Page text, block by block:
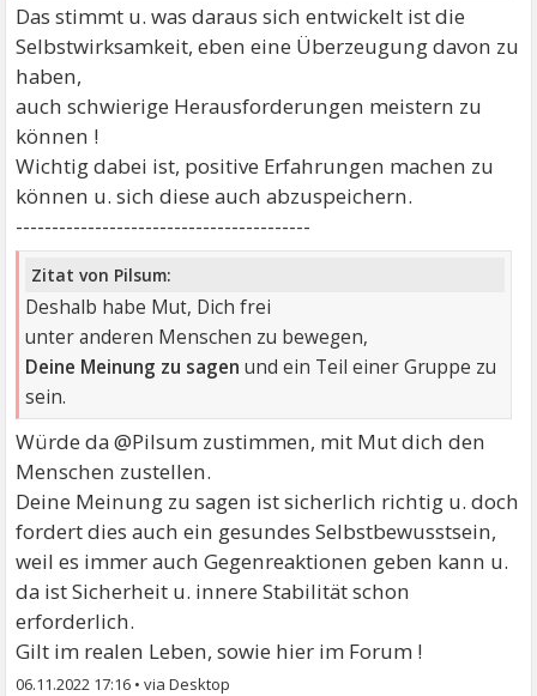
Das stimmt u. was daraus sich entwickelt ist die
Selbstwirksamkeit, eben eine Überzeugung davon zu
haben,
auch schwierige Herausforderungen meistern zu
können !
Wichtig dabei ist, positive Erfahrungen machen zu
können u. sich diese auch abzuspeichern.
-----------------------------------------
Zitat von Pilsum:
Deshalb habe Mut, Dich frei
unter anderen Menschen zu bewegen,
Deine Meinung zu sagen und ein Teil einer Gruppe zu
sein.
Würde da @Pilsum zustimmen, mit Mut dich den
Menschen zustellen.
Deine Meinung zu sagen ist sicherlich richtig u. doch
fordert dies auch ein gesundes Selbstbewusstsein,
weil es immer auch Gegenreaktionen geben kann u.
da ist Sicherheit u. innere Stabilität schon
erforderlich.
Gilt im realen Leben, sowie hier im Forum !
06.11.2022 17:16 •